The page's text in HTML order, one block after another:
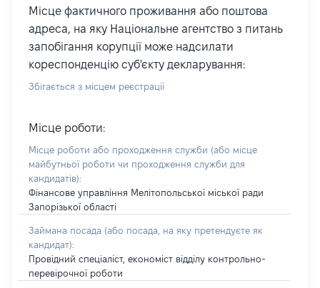
Місце фактичного проживання або поштова
адреса, на яку Національне агентство з питань
запобігання корупції може надсилати
кореспонденцію суб'єкту декларування:
Збігається з місцем реєстрації
Місце роботи:
Місце роботи або проходження служби (або місце
майбутньої роботи чи проходження служби для
кандидатів):
Фінансове управління Мелітопольської міської ради
Запорізької області
Займана посада (або посада, на яку претендуєте як
кандидат):
Провідний спеціаліст, економіст відділу контрольно-
перевірочної роботи